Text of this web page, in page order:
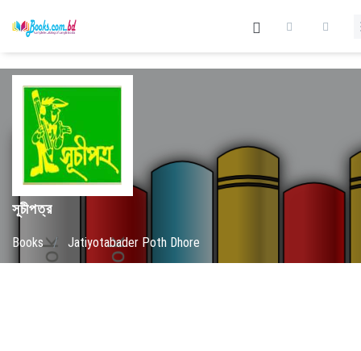
সূচীপত্র
Books / Jatiyotabader Poth Dhore